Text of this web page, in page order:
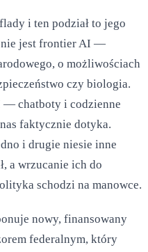
i ten podział to jego
jest frontier AI —
o możliwościach
czy biologia.
— chatboty i codzienne
faktycznie dotyka.
i drugie niesie inne
a wrzucanie ich do
schodzi na manowce.
nowy, finansowany
federalnym, który